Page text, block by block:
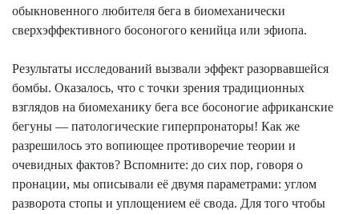
обыкновенного любителя бега в биомеханически
сверхэффективного босоногого кенийца или эфиопа.
Результаты исследований вызвали эффект разорвавшейся
бомбы. Оказалось, что с точки зрения традиционных
взглядов на биомеханику бега все босоногие африканские
бегуны — патологические гиперпронаторы! Как же
разрешилось это вопиющее противоречие теории и
очевидных фактов? Вспомните: до сих пор, говоря о
пронации, мы описывали её двумя параметрами: углом
разворота стопы и уплощением её свода. Для того чтобы